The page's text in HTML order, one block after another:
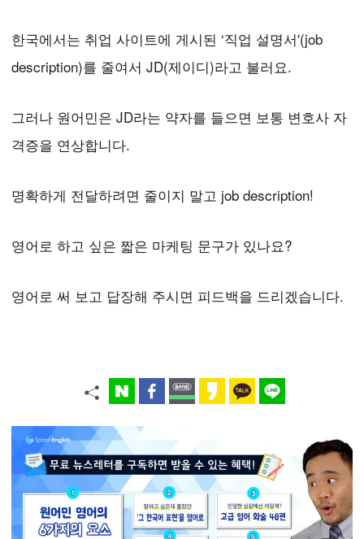
한국에서는 취업 사이트에 게시된 ‘직업 설명서'(job
description)를 줄여서 JD(제이디)라고 불러요.
그러나 원어민은 JD라는 약자를 들으면 보통 변호사 자
격증을 연상합니다.
명확하게 전달하려면 줄이지 말고 job description!
영어로 하고 싶은 짧은 마케팅 문구가 있나요?
영어로 써 보고 답장해 주시면 피드백을 드리겠습니다.